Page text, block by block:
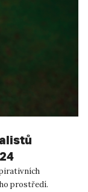
prostředí.